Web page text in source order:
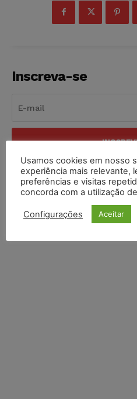
Inscreva-se
Li e aceito aPolítica de
Usamos cookies em nosso
experiência mais relevante,
preferências e visitas
concorda com a utilização
Configurações Aceitar